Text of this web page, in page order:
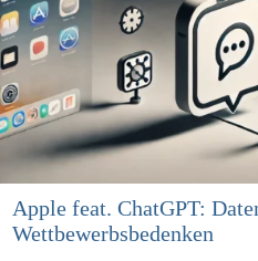
Apple feat. ChatGPT: